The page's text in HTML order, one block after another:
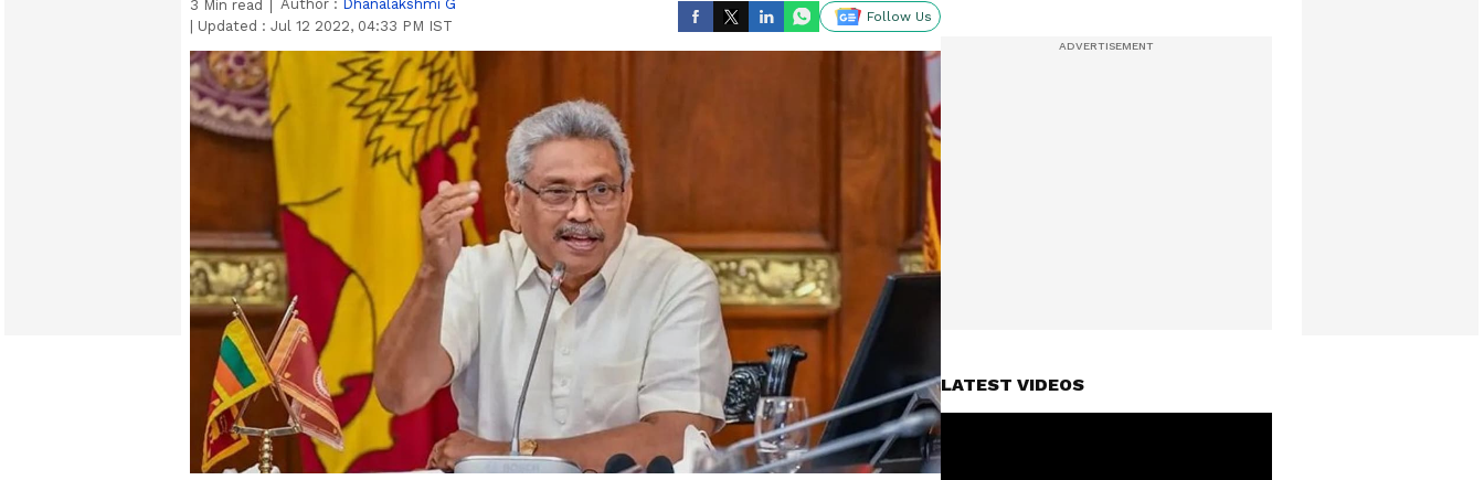
3 Min read Author : Dhanalakshmi G
Updated : Jul 12 2022, 04:33 PM IST
Follow Us
LATEST VIDEOS